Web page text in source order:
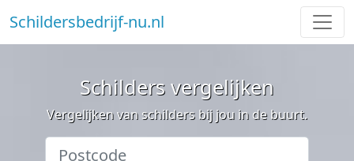
Schildersbedrijf-nu.nl
Schilders vergelijken
Vergelijken van schilders bij jou in de buurt.